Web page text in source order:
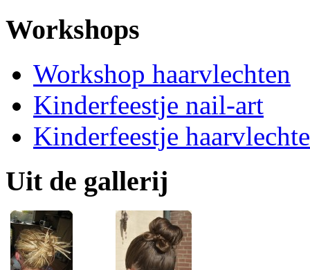
Workshops
Workshop haarvlechten
Kinderfeestje nail-art
Kinderfeestje
Uit de gallerij